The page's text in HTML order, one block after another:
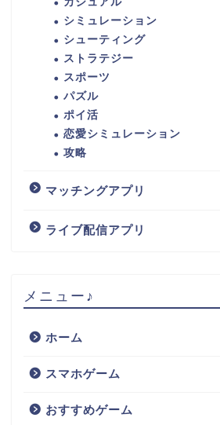
シミュレーション
シューティング
ストラテジー
スポーツ
パズル
ポイ活
恋愛シミュレーション
攻略
マッチングアプリ
ライブ配信アプリ
メニュー♪
ホーム
スマホゲーム
おすすめゲーム